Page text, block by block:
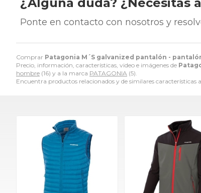
Comprar Patagonia M´S galvanized pantalón -
Precio, información, características, video e imágenes de
hombre (16) y a la marca PATAGONIA (5).
Encuentra productos relacionados y de similares características a
Ponte en contacto con nosotros y